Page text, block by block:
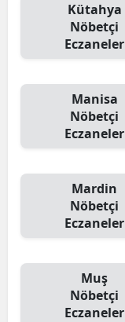
Kütahya
Nöbetçi
Eczaneler
Manisa
Nöbetçi
Eczaneler
Mardin
Nöbetçi
Eczaneler
Muş
Nöbetçi
Eczaneler